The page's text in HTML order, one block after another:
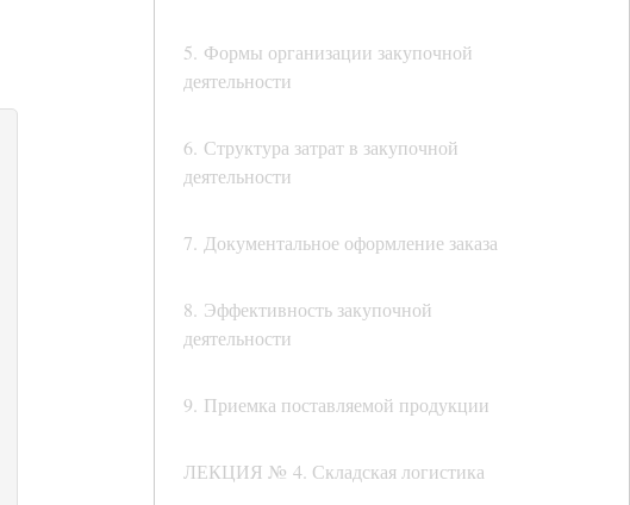
5. Формы организации закупочной
деятельности
6. Структура затрат в закупочной
деятельности
7. Документальное оформление заказа
8. Эффективность закупочной
деятельности
9. Приемка поставляемой продукции
ЛЕКЦИЯ № 4. Складская логистика